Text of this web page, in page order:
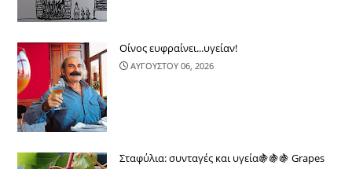
Οίνος ευφραίνει...υγείαν!
ΑΥΓΟΥΣΤΟΥ 06, 2026
Σταφύλια: συνταγές και υγεία🍇🍇🍇 Grapes